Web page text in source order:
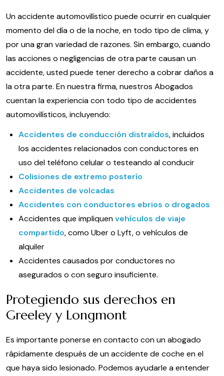
Un accidente automovilístico puede ocurrir en cualquier
momento del día o de la noche, en todo tipo de clima, y
por una gran variedad de razones. Sin embargo, cuando
las acciones o negligencias de otra parte causan un
accidente, usted puede tener derecho a cobrar daños a
la otra parte. En nuestra firma, nuestros Abogados
cuentan la experiencia con todo tipo de accidentes
automovilísticos, incluyendo:
Accidentes de conducción distraídos, incluidos
los accidentes relacionados con conductores en
uso del teléfono celular o testeando al conducir
Colisiones de extremo posterío
Accidentes de volcadas
Accidentes con conductores ebrios o drogados
Accidentes que impliquenvehículos de viaje
compartido, como Uber o Lyft, o vehículos de
alquiler
Accidentes causados por conductores no
asegurados o con seguro insuficiente.
Protegiendo sus derechos en
Greeley y Longmont
Es importante ponerse en contacto con un abogado
rápidamente después de un accidente de coche en el
que haya sido lesionado. Podemos ayudarle a entender